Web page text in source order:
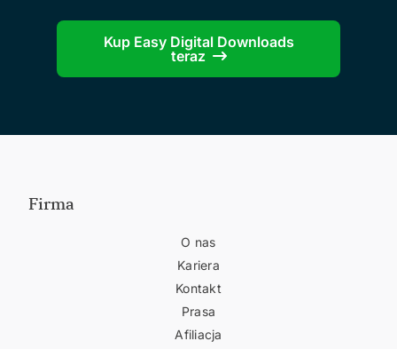
Kup Easy Digital Downloads
teraz
Firma
O nas
Kariera
Kontakt
Prasa
Afiliacja